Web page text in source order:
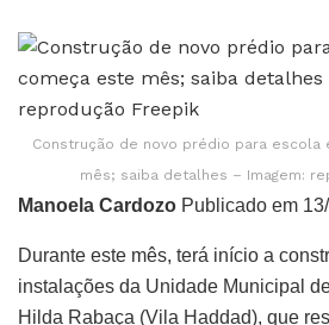
Construção de novo prédio para escola
mês; saiba detalhes – Imagem:
Manoela Cardozo Publicado em
Durante este mês, terá início a
instalações da Unidade Municipal
Hilda Rabaça (Vila Haddad), que